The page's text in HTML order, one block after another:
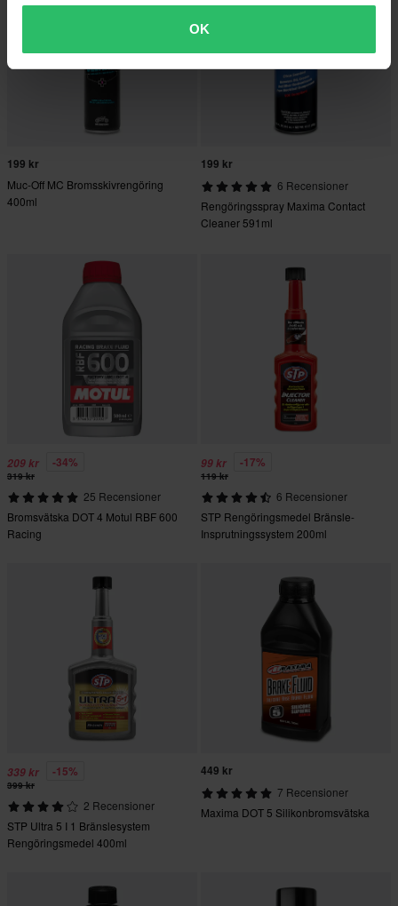
OK
199 kr
Muc-Off MC Bromsskivrengöring
400ml
199 kr
6 Recensioner
Rengöringsspray Maxima Contact
Cleaner 591ml
209 kr -34%
319 kr
25 Recensioner
Bromsvätska DOT 4 Motul RBF 600
Racing
99 kr -17%
119 kr
6 Recensioner
STP Rengöringsmedel Bränsle-
Insprutningssystem 200ml
339 kr -15%
399 kr
2 Recensioner
STP Ultra 5 I 1 Bränslesystem
Rengöringsmedel 400ml
449 kr
7 Recensioner
Maxima DOT 5 Silikonbromsvätska